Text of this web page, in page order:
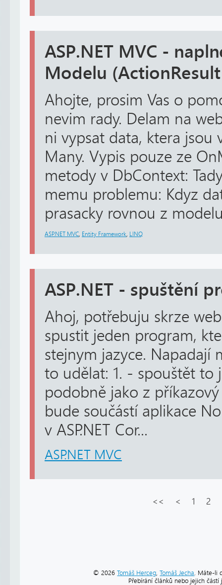
ASP.NET MVC -
Modelu
Ahojte, prosim Vas o
nevim rady. Delam na
ni vypsat data, ktera jsou
Many. Vypis pouze ze
metody v DbContext:
memu problemu: Kdyz
prasacky rovnou z
ASP.NET MVC Entity Framework LINQ
ASP.NET - spuštění
Ahoj, potřebuju skrze
spustit jeden program,
stejnym jazyce. Napadají
to udělat: 1. - spouštět to
podobně jako z
bude součástí aplikace
v ASP.NET Cor...
ASP.NET MVC
<< < 1 2
© 2026Tomáš Herceg ,Tomáš Jecha . Máte-li
Přebírání článků nebo jejich